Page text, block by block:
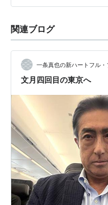
ことがメインです。その他
今右衛門先生との対談本『
関連ブログ
一条真也の新ハートフル・
文月四回目の東京へ